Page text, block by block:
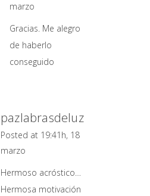
marzo
Gracias. Me alegro
de haberlo
conseguido
pazlabrasdeluz
Posted at 19:41h, 18
marzo
Hermoso acróstico…
Hermosa motivación